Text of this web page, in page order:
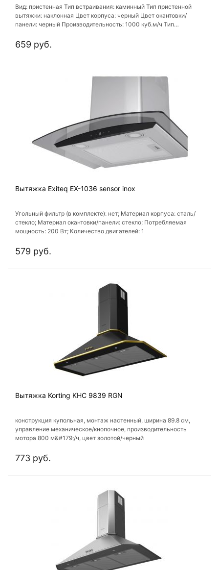
Вид: пристенная Тип встраивания: каминный Тип пристенной
вытяжки: наклонная Цвет корпуса: черный Цвет окантовки/
панели: черный Производительность: 1000 куб.м/ч Тип
659 руб.
Вытяжка Exiteq EX-1036 sensor inox
Угольный фильтр (в комплекте): нет; Материал корпуса: сталь/
стекло; Материал окантовки/панели: стекло; Потребляемая
мощность: 200 Вт; Количество двигателей: 1
579 руб.
Вытяжка Korting KHC 9839 RGN
конструкция купольная, монтаж настенный, ширина 89.8 см,
управление механическое/кнопочное, производительность
мотора 800 м&#179;/ч, цвет золотой/черный
773 руб.